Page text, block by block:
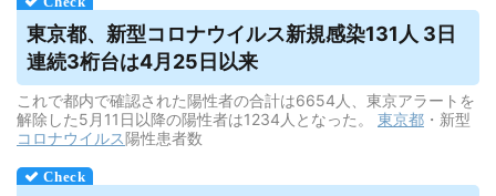
東京都、新型コロナウイルス新規感染131人 3日
連続3桁台は4月25日以来
これで都内で確認された陽性者の合計は6654人、東京アラートを
解除した5月11日以降の陽性者は1234人となった。 東京都 ・新型
コロナウイルス陽性患者数